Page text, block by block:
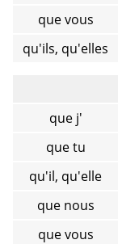
que vous
qu'ils, qu'elles
que j'
que tu
qu'il, qu'elle
que nous
que vous